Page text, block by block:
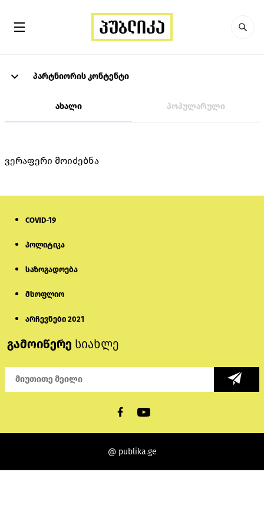
პარტნიორის კონტენტი
ახალი პოპულარული
ვერაფერი მოიძებნა
COVID-19
პოლიტიკა
საზოგადოება
მსოფლიო
არჩევნები 2021
გამოიწერე სიახლე
@ publika.ge